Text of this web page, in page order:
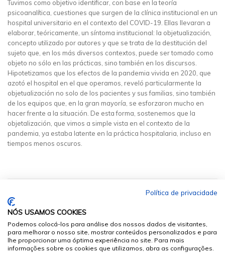
Tuvimos como objetivo identificar, con base en la teoría
psicoanalítica, cuestiones que surgen de la clínica institucional en un
hospital universitario en el contexto del COVID-19. Ellas llevaran a
elaborar, teóricamente, un síntoma institucional: la objetualización,
concepto utilizado por autores y que se trata de la destitución del
sujeto que, en los más diversos contextos, puede ser tomado como
objeto no sólo en las prácticas, sino también en los discursos.
Hipotetizamos que los efectos de la pandemia vivida en 2020, que
azotó el hospital en el que operamos, reveló particularmente la
objetualización no solo de los pacientes y sus familias, sino también
de los equipos que, en la gran mayoría, se esforzaron mucho en
hacer frente a la situación. De esta forma, sostenemos que la
objetalización, que vimos a simple vista en el contexto de la
pandemia, ya estaba latente en la práctica hospitalaria, incluso en
tiempos menos oscuros.
Política de privacidade
NÓS USAMOS COOKIES
Podemos colocá-los para análise dos nossos dados de visitantes,
para melhorar o nosso site, mostrar conteúdos personalizados e para
lhe proporcionar uma óptima experiência no site. Para mais
informações sobre os cookies que utilizamos, abra as configurações.